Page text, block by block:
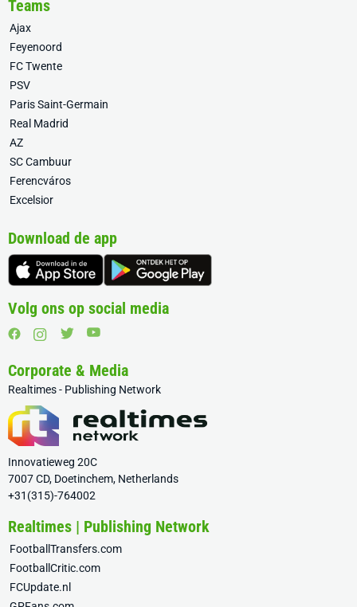
Teams
Ajax
Feyenoord
FC Twente
PSV
Paris Saint-Germain
Real Madrid
AZ
SC Cambuur
Ferencváros
Excelsior
Download de app
Volg ons op social media
Corporate & Media
Realtimes - Publishing Network
Innovatieweg 20C
7007 CD, Doetinchem, Netherlands
+31(315)-764002
Realtimes | Publishing Network
FootballTransfers.com
FootballCritic.com
FCUpdate.nl